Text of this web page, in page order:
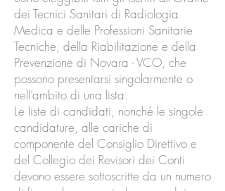
dei Tecnici Sanitari di Radiologia
Medica e delle Professioni Sanitarie
Tecniche, della Riabilitazione e della
Prevenzione di Novara - VCO, che
possono presentarsi singolarmente o
nell’ambito di una lista.
Le liste di candidati, nonché le singole
candidature, alle cariche di
componente del Consiglio Direttivo e
del Collegio dei Revisori dei Conti
devono essere sottoscritte da un numero